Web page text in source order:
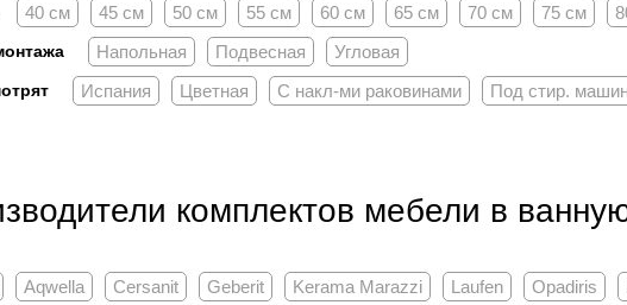
40 см 45 см 50 см 55 см 60 см 65 см 70 см 75 см
Напольная Подвесная Угловая
Испания Цветная С накл-ми раковинами Под стир.
комплектов мебели в
Aqwella Cersanit Geberit Kerama Marazzi Laufen Opadiris